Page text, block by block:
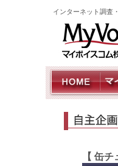
インターネット調査
【 缶